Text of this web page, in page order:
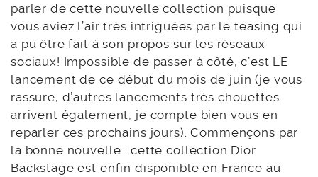
parler de cette nouvelle collection puisque
vous aviez l’air très intriguées par le teasing qui
a pu être fait à son propos sur les réseaux
sociaux! Impossible de passer à côté, c’est LE
lancement de ce début du mois de juin (je vous
rassure, d’autres lancements très chouettes
arrivent également, je compte bien vous en
reparler ces prochains jours). Commençons par
la bonne nouvelle : cette collection Dior
Backstage est enfin disponible en France au